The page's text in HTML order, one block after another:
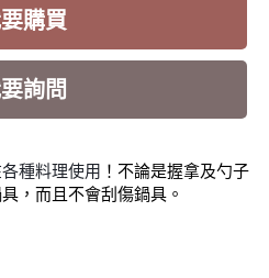
購買
詢問
種料理使用 ！ 不論是握拿及勺子
，而且不會刮傷鍋具。